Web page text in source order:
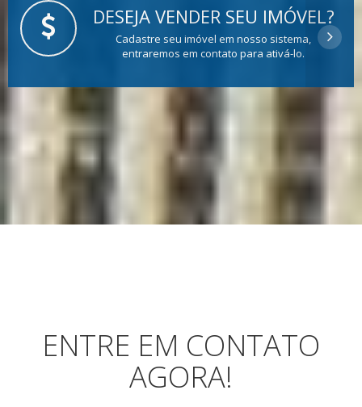
DESEJA VENDER SEU IMÓVEL?
Cadastre seu imóvel em nosso sistema,
entraremos em contato para ativá-lo.
ENTRE EM CONTATO
AGORA!